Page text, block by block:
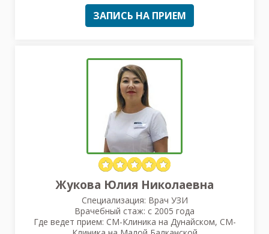
ЗАПИСЬ НА ПРИЕМ
Жукова Юлия Николаевна
Специализация: Врач УЗИ
Врачебный стаж: с 2005 года
Где ведет прием: СМ-Клиника на Дунайском, СМ-